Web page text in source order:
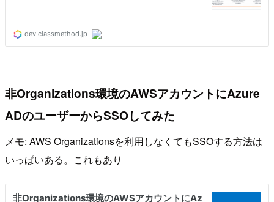
非Organizations環境のAWSアカウントにAzure
ADのユーザーからSSOしてみた
メモ: AWS Organizationsを利用しなくてもSSOする方法は
いっぱいある。これもあり